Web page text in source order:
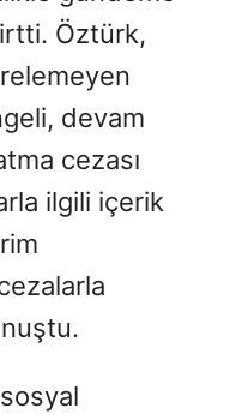
Öztürk,
devam
cezası
ilgili içerik